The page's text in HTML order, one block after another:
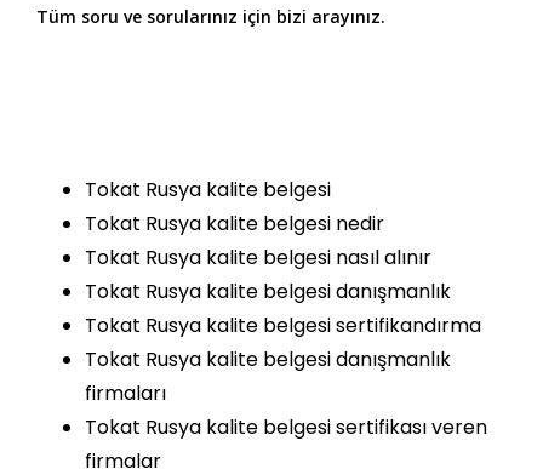
Tüm soru ve sorularınız için bizi arayınız.
Tokat Rusya kalite belgesi
Tokat Rusya kalite belgesi nedir
Tokat Rusya kalite belgesi nasıl alınır
Tokat Rusya kalite belgesi danışmanlık
Tokat Rusya kalite belgesi sertifikandırma
Tokat Rusya kalite belgesi danışmanlık
firmaları
Tokat Rusya kalite belgesi sertifikası veren
firmalar